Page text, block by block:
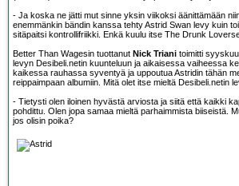
- Ja koska ne jätti mut sinne yksin viikoksi äänittämään
enemmänkin bändin kanssa tehty Astrid Swan levy kuin
sitäpaitsi kontrollifriikki. Enkä kuulu itse The Drunk
Better Than Wagesin tuottanut Nick Triani toimitti
levyn Desibeli.netin kuunteluun ja aikaisessa vaiheessa
kaikessa rauhassa syventyä ja uppoutua Astridin tähän
reippaimpaan albumiin. Mitä olet itse mieltä Desibeli.netin
- Tietysti olen iloinen hyvästä arviosta ja siitä että kaikki
pohdittu. Olen jopa samaa mieltä parhaimmista biiseistä.
jos olisin poika?